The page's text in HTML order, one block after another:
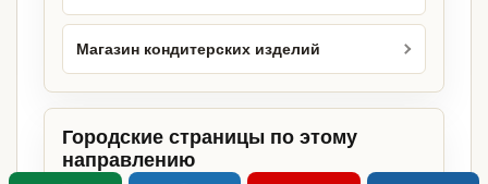
Магазин кондитерских изделий
Городские страницы по этому
направлению